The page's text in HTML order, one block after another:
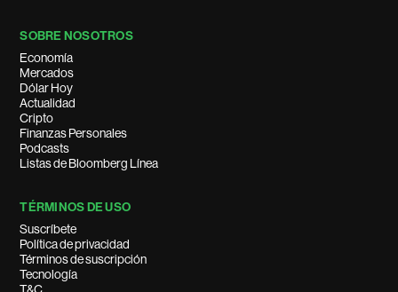
SOBRE NOSOTROS
Economía
Mercados
Dólar Hoy
Actualidad
Cripto
Finanzas Personales
Podcasts
Listas de Bloomberg Línea
TÉRMINOS DE USO
Suscríbete
Política de privacidad
Términos de suscripción
Tecnología